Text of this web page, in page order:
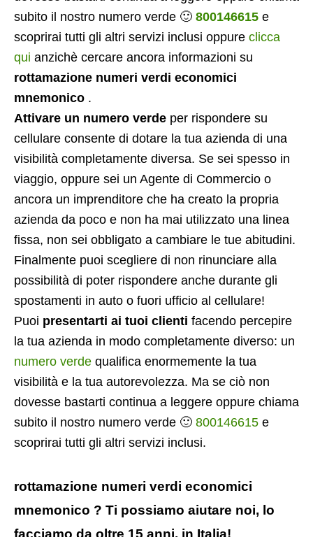
subito il nostro numero verde 🙂 800146615 e
scoprirai tutti gli altri servizi inclusi oppure clicca
qui anzichè cercare ancora informazioni su
rottamazione numeri verdi economici
mnemonico .
Attivare un numero verde per rispondere su
cellulare consente di dotare la tua azienda di una
visibilità completamente diversa. Se sei spesso in
viaggio, oppure sei un Agente di Commercio o
ancora un imprenditore che ha creato la propria
azienda da poco e non ha mai utilizzato una linea
fissa, non sei obbligato a cambiare le tue abitudini.
Finalmente puoi scegliere di non rinunciare alla
possibilità di poter rispondere anche durante gli
spostamenti in auto o fuori ufficio al cellulare!
Puoi presentarti ai tuoi clienti facendo percepire
la tua azienda in modo completamente diverso: un
numero verde qualifica enormemente la tua
visibilità e la tua autorevolezza. Ma se ciò non
dovesse bastarti continua a leggere oppure chiama
subito il nostro numero verde 🙂 800146615 e
scoprirai tutti gli altri servizi inclusi.
rottamazione numeri verdi economici
mnemonico ? Ti possiamo aiutare noi, lo
facciamo da oltre 15 anni, in Italia!